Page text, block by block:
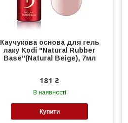
Каучукова основа для гель
лаку Kodi "Natural Rubber
Base"(Natural Beige), 7мл
181 ₴
В наявності
Купити